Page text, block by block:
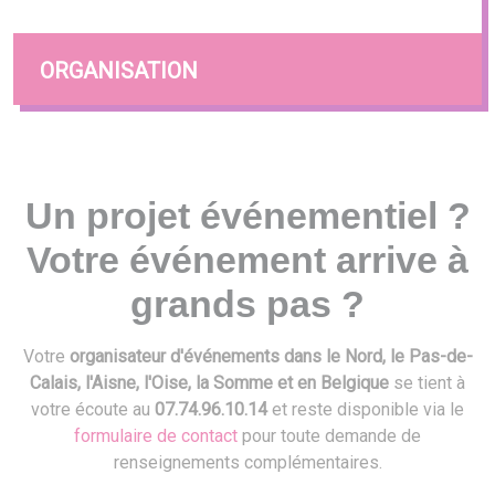
ORGANISATION
Un projet événementiel ?
Votre événement arrive à
grands pas ?
Votre organisateur d'événements dans le Nord, le Pas-de-
Calais, l'Aisne, l'Oise, la Somme et en Belgique se tient à
votre écoute au 07.74.96.10.14et reste disponible via le
formulaire de contact pour toute demande de
renseignements complémentaires.